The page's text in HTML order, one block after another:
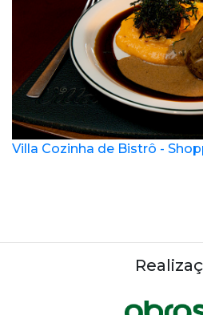
Villa Cozinha de Bistrô -